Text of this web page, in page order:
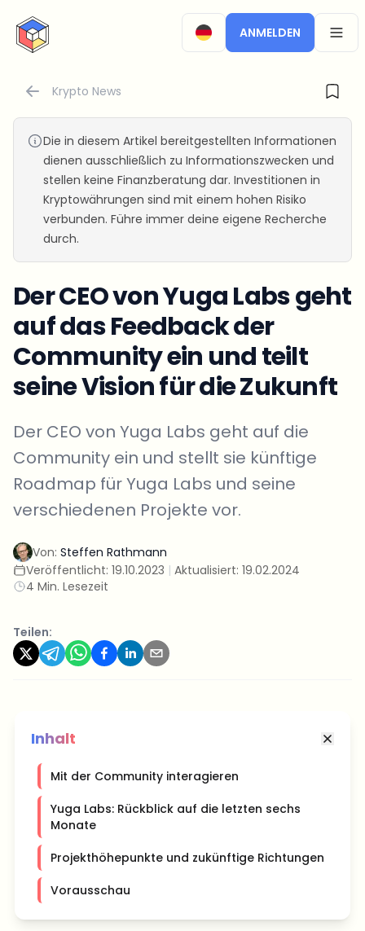
CryptoTicker
ANMELDEN
Krypto News
Die in diesem Artikel bereitgestellten Informationen
dienen ausschließlich zu Informationszwecken und
stellen keine Finanzberatung dar. Investitionen in
Kryptowährungen sind mit einem hohen Risiko
verbunden. Führe immer deine eigene Recherche
durch.
Der CEO von Yuga Labs geht
auf das Feedback der
Community ein und teilt
seine Vision für die Zukunft
Der CEO von Yuga Labs geht auf die
Community ein und stellt sie künftige
Roadmap für Yuga Labs und seine
verschiedenen Projekte vor.
Von: Steffen Rathmann
Veröffentlicht: 19.10.2023 | Aktualisiert: 19.02.2024
4 Min. Lesezeit
Teilen:
Inhalt
Mit der Community interagieren
Yuga Labs: Rückblick auf die letzten sechs
Monate
Projekthöhepunkte und zukünftige Richtungen
Vorausschau